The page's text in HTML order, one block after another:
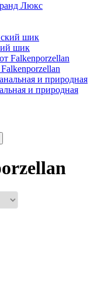
Люкс
шик
и природная